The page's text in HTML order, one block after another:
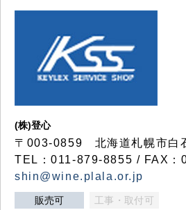
(株)登心
〒003-0859 北海道札幌市白
TEL：011-879-8855 / FAX：
shin@wine.plala.or.jp
販売可 工事・取付可